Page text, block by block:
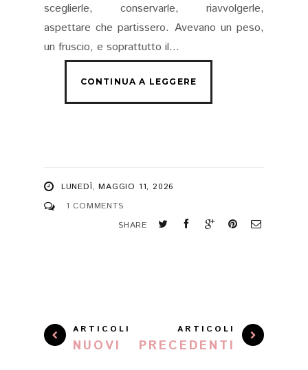
sceglierle, conservarle, riavvolgerle,
aspettare che partissero. Avevano un peso,
un fruscio, e soprattutto il...
LUNEDÌ, MAGGIO 11, 2026
1 COMMENTS
SHARE
ARTICOLI
NUOVI
ARTICOLI
PRECEDENTI